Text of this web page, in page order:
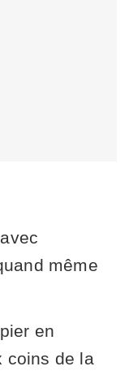
même
en
coins de la